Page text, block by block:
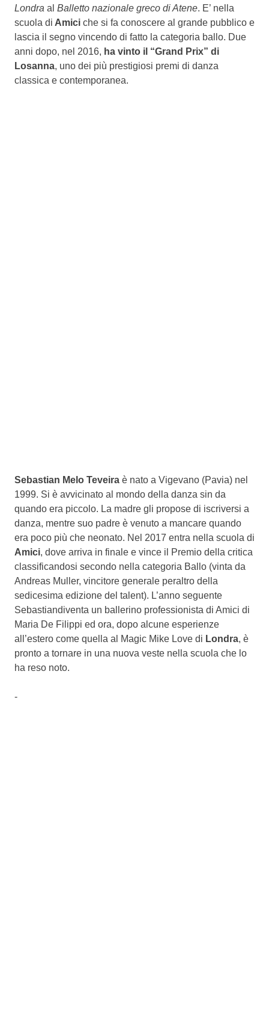
Londra al Balletto nazionale greco di Atene. E’ nella
scuola di Amici che si fa conoscere al grande pubblico e
lascia il segno vincendo di fatto la categoria ballo. Due
anni dopo, nel 2016, ha vinto il “Grand Prix” di
Losanna, uno dei più prestigiosi premi di danza
classica e contemporanea.
Sebastian Melo Teveira è nato a Vigevano (Pavia) nel
1999. Si è avvicinato al mondo della danza sin da
quando era piccolo. La madre gli propose di iscriversi a
danza, mentre suo padre è venuto a mancare quando
era poco più che neonato. Nel 2017 entra nella scuola di
Amici, dove arriva in finale e vince il Premio della critica
classificandosi secondo nella categoria Ballo (vinta da
Andreas Muller, vincitore generale peraltro della
sedicesima edizione del talent). L’anno seguente
Sebastiandiventa un ballerino professionista di Amici di
Maria De Filippi ed ora, dopo alcune esperienze
all’estero come quella al Magic Mike Love di Londra, è
pronto a tornare in una nuova veste nella scuola che lo
ha reso noto.
-